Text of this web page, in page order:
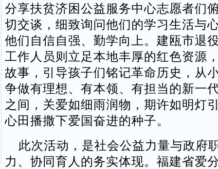
分享扶贫济困公益服务中心志愿者们
切交谈，细致询问他们的学习生活与
他们自信自强、勤学向上。建瓯市退
工作人员则立足本地丰厚的红色资源
故事，引导孩子们铭记革命历史，从
争做有理想、有本领、有担当的新一
之间，关爱如细雨润物，期许如明灯
心田播撒下爱国奋进的种子。
此次活动，是社会公益力量与政府
力、协同育人的务实体现。福建省爱